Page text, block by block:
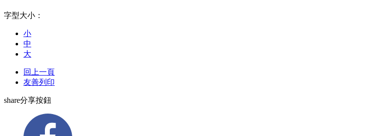
字型大小：
小
中
大
回上一頁
友善列印
share分享按鈕